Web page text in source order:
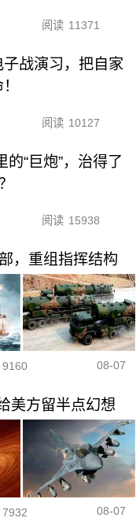
阅读 11371
战演习，把自家
阅读 10127
“巨炮”，治得了
阅读 15938
，重组指挥结构
9160 08-07
美方留半点幻想
7932 08-07